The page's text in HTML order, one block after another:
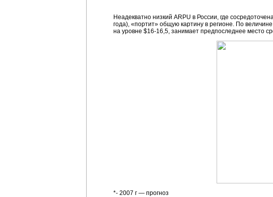
Неадекватно низкий ARPU в России, где
года), «портит» общую картину в регионе. По
на уровне $16-16,5, занимает предпоследнее место
*- 2007 г — прогноз